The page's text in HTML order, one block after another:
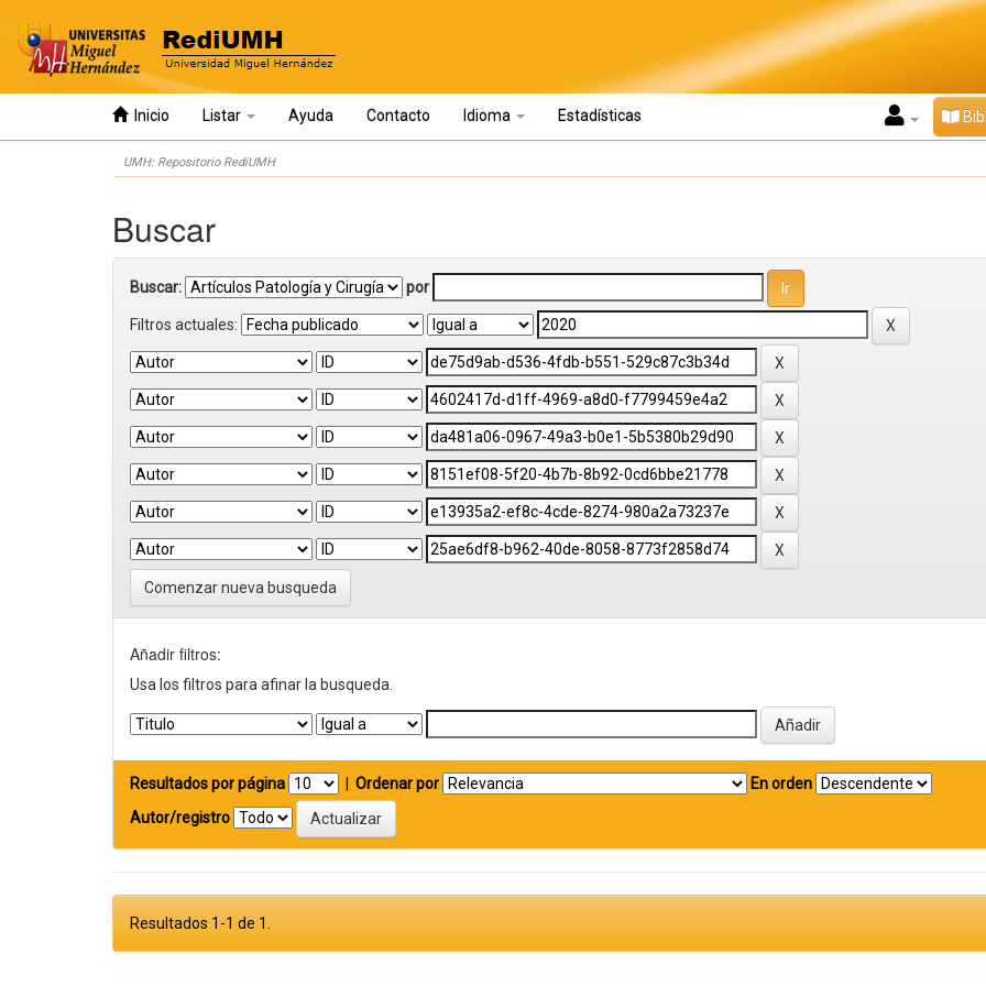
Inicio Listar Ayuda Contacto Idioma Estadísticas
UMH: Repositorio RediUMH
Buscar
Buscar: por
Filtros actuales:
Comenzar nueva busqueda
Añadir filtros:
Usa los filtros para afinar la busqueda.
Resultados por página Ordenar por
En orden
Autor/registro
Resultados 1-1 de 1.